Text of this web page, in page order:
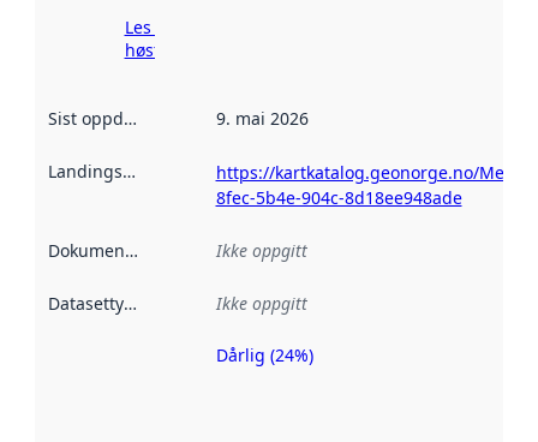
Les mer om
høsting her
Sist oppdatert 9. mai 2026
Landingsside
https://kartkatalog.geonorge.no/
8fec-5b4e-904c-8d18ee948ade
Dokumentasjon Ikke oppgitt
Datasettype Ikke oppgitt
Metadatakvalitet
Dårlig (24%)